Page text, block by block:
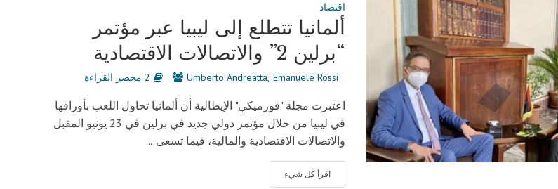
اقتصاد
ألمانيا تتطلع إلى ليبيا عبر مؤتمر
“برلين 2” والاتصالات الاقتصادية
Umberto Andreatta Emanuele Rossi 2 محضر القراءة
اعتبرت مجلة "فورميكي" الإيطالية أن ألمانيا تحاول اللعب بأوراقها
في ليبيا من خلال مؤتمر دولي جديد في برلين في 23 يونيو المقبل
والاتصالات الاقتصادية والمالية، فيما تسعى...
اقرأ كل شيء